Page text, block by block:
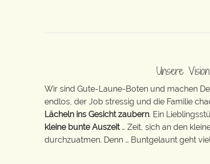
Unsere
Wir sind Gute-Laune-Boten und machen
endlos, der Job stressig und die Familie
Lächeln ins Gesicht zaubern. Ein
kleine bunte Auszeit… Zeit, sich an den
durchzuatmen. Denn … Buntgelaunt geht